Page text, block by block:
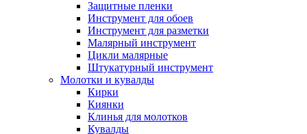
Защитные пленки
Инструмент для обоев
Инструмент для разметки
Малярный инструмент
Цикли малярные
Штукатурный инструмент
Молотки и кувалды
Кирки
Киянки
Клинья для молотков
Кувалды